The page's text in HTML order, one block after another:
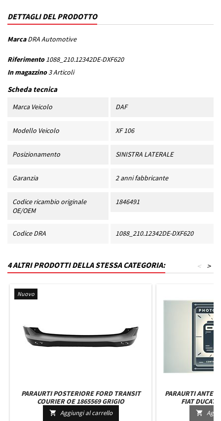
DETTAGLI DEL PRODOTTO
Marca DRA Automotive
Riferimento 1088_210.12342DE-DXF620
In magazzino 3 Articoli
Scheda tecnica
Marca Veicolo DAF
Modello Veicolo XF 106
Posizionamento SINISTRA LATERALE
Garanzia 2 anni fabbricante
Codice ricambio originale
OE/OEM
1846491
Codice DRA 1088_210.12342DE-DXF620
4 ALTRI PRODOTTI DELLA STESSA CATEGORIA: >
<
Nuovo
PARAURTI POSTERIORE FORD TRANSIT
COURIER OE 1865569 GRIGIO
 Aggiungi al carrello
PARAURTI
FIAT
